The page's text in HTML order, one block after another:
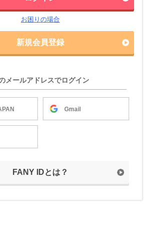
お困りの場合
新規会員登録
メールアドレスでログイン
Gmail
FANY IDとは？